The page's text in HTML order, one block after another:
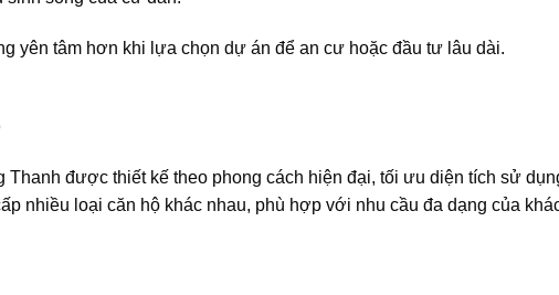
yên tâm hơn khi lựa chọn dự án để an cư hoặc đầu tư lâu dài.
được thiết kế theo phong cách hiện đại, tối ưu diện tích sử
nhiều loại căn hộ khác nhau, phù hợp với nhu cầu đa dạng của